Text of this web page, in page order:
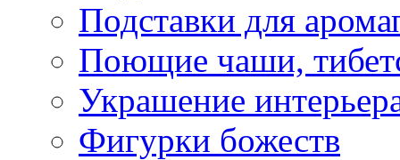
Подставки для
Поющие чаши,
Украшение
Фигурки божеств